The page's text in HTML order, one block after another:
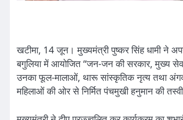
खटीमा, 14 जून। मुख्यमंत्री पुष्कर सिंह धामी ने
बगुलिया में आयोजित “जन-जन की सरकार, मुख्य
उनका फूल-मालाओं, थारू सांस्कृतिक नृत्य तथा
महिलाओं की ओर से निर्मित पंचमुखी हनुमान की